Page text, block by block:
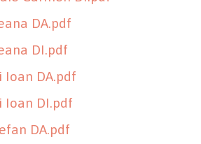
DA.pdf
DI.pdf
DA.pdf
Ioan DI.pdf
DA.pdf